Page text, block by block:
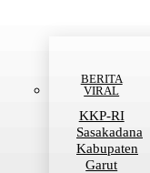
BERITA
VIRAL
KKP-RI
Sasakadana
Kabupaten
Garut